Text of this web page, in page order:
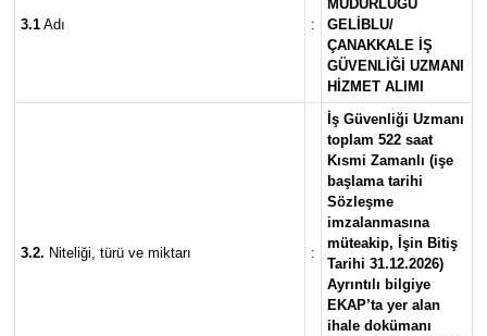
3.1Adı :
MÜDÜRLÜĞÜ
GELİBLU/
ÇANAKKALE İŞ
GÜVENLİĞİ UZMANI
HİZMET ALIMI
3.2. Niteliği, türü ve miktarı :
İş Güvenliği Uzmanı
toplam 522 saat
Kısmi Zamanlı (işe
başlama tarihi
Sözleşme
imzalanmasına
müteakip, İşin Bitiş
Tarihi 31.12.2026)
Ayrıntılı bilgiye
EKAP’ta yer alan
ihale dokümanı